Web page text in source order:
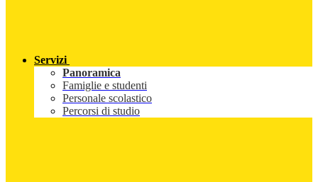
Servizi
Panoramica
Famiglie e studenti
Personale scolastico
Percorsi di studio